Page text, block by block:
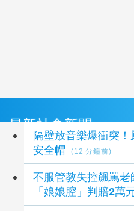
最新社會新聞
隔壁放音樂爆衝突
安全帽
(12 分鐘前)
不服管教失控飆罵
「娘娘腔」判賠2萬